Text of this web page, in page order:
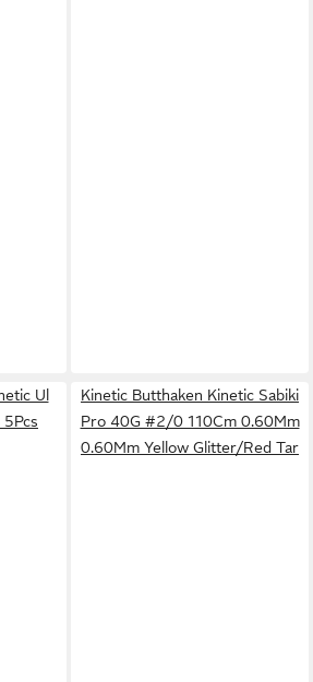
Ul
Kinetic Butthaken Kinetic Sabiki
Pro 40G #2/0 110Cm 0.60Mm
0.60Mm Yellow Glitter/Red Tar